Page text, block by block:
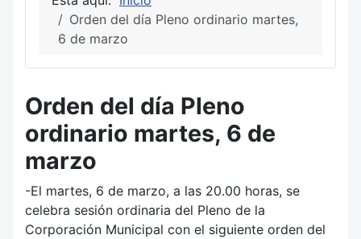
Orden del día Pleno ordinario martes,
6 de marzo
Orden del día Pleno
ordinario martes, 6 de
marzo
-El martes, 6 de marzo, a las 20.00 horas, se
celebra sesión ordinaria del Pleno de la
Corporación Municipal con el siguiente orden del